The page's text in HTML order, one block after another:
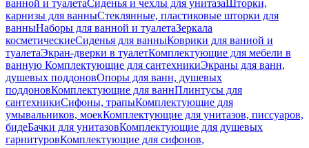
ванной и туалетаСиденья и чехлы для унитазаШторки,
карнизы для ванныСтеклянные, пластиковые шторки для
ванныНаборы для ванной и туалетаЗеркала
косметическиеСиденья для ванныКоврики для ванной и
туалетаЭкран-дверки в туалетКомплектующие для мебели в
ванную Комплектующие для сантехникиЭкраны для ванн,
душевых поддоновОпоры для ванн, душевых
поддоновКомплектующие для ваннПлинтусы для
сантехникиСифоны, трапыКомплектующие для
умывальников, моекКомплектующие для унитазов, писсуаров,
бидеБачки для унитазовКомплектующие для душевых
гарнитуровКомплектующие для сифонов,